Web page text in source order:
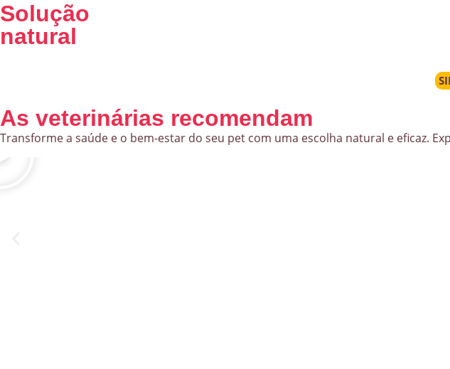
Solução
natural
As veterinárias recomendam
Transforme a saúde e o bem-estar do seu pet com uma escolha natural e eficaz.